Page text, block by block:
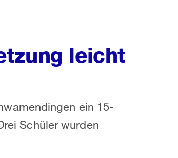
leicht
ein 15-
Schüler wurden